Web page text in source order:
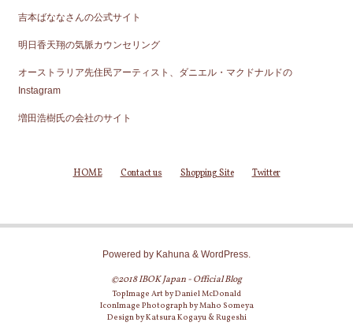
吉本ばななさんの公式サイト
明日香天翔の気脈カウンセリング
オーストラリア先住民アーティスト、ダニエル・マクドナルドの
Instagram
増田浩樹氏の会社のサイト
HOME Contact us Shopping Site Twitter
Powered by Kahuna & WordPress
©2018 IBOK Japan - Official Blog
TopImage Art by Daniel McDonald
IconImage Photograph by Maho Someya
Design by Katsura Kogayu & Rugeshi